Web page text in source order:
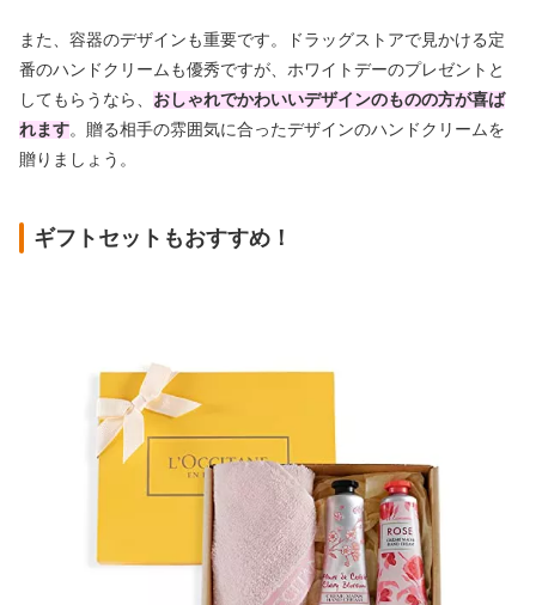
また、容器のデザインも重要です。ドラッグストアで見かける定
番のハンドクリームも優秀ですが、ホワイトデーのプレゼントと
してもらうなら、 おしゃれでかわいいデザインのものの方が喜ば
れます。贈る相手の雰囲気に合ったデザインのハンドクリームを
贈りましょう。
ギフトセットもおすすめ！